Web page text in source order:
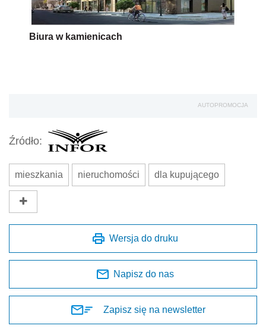
Biura w kamienicach
AUTOPROMOCJA
Źródło:
mieszkania nieruchomości dla kupującego
Wersja do druku
Napisz do nas
Zapisz się na newsletter